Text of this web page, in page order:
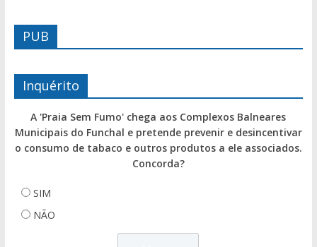
PUB
Inquérito
A 'Praia Sem Fumo' chega aos Complexos Balneares
Municipais do Funchal e pretende prevenir e desincentivar
o consumo de tabaco e outros produtos a ele associados.
Concorda?
SIM
NÃO